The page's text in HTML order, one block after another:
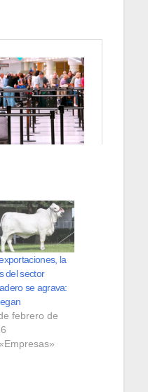
la
del sector
se agrava:
febrero de